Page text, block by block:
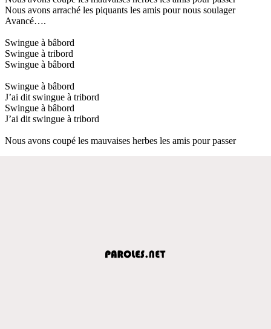
Nous avons arraché les piquants les amis pour nous soulager
Avancé….
Swingue à bâbord
Swingue à tribord
Swingue à bâbord
Swingue à bâbord
J’ai dit swingue à tribord
Swingue à bâbord
J’ai dit swingue à tribord
Nous avons coupé les mauvaises herbes les amis pour passer